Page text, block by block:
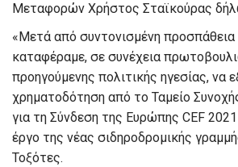
Μεταφορών Χρήστος Σταϊκούρας
«Μετά από συντονισμένη
καταφέραμε, σε συνέχεια
προηγούμενης πολιτικής ηγεσίας, να
χρηματοδότηση από το Ταμείο
για τη Σύνδεση της Ευρώπης CEF
έργο της νέας σιδηροδρομικής
Τοξότες.